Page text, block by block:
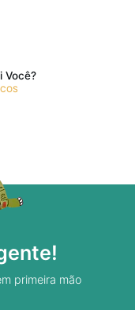
Você?
primeira mão